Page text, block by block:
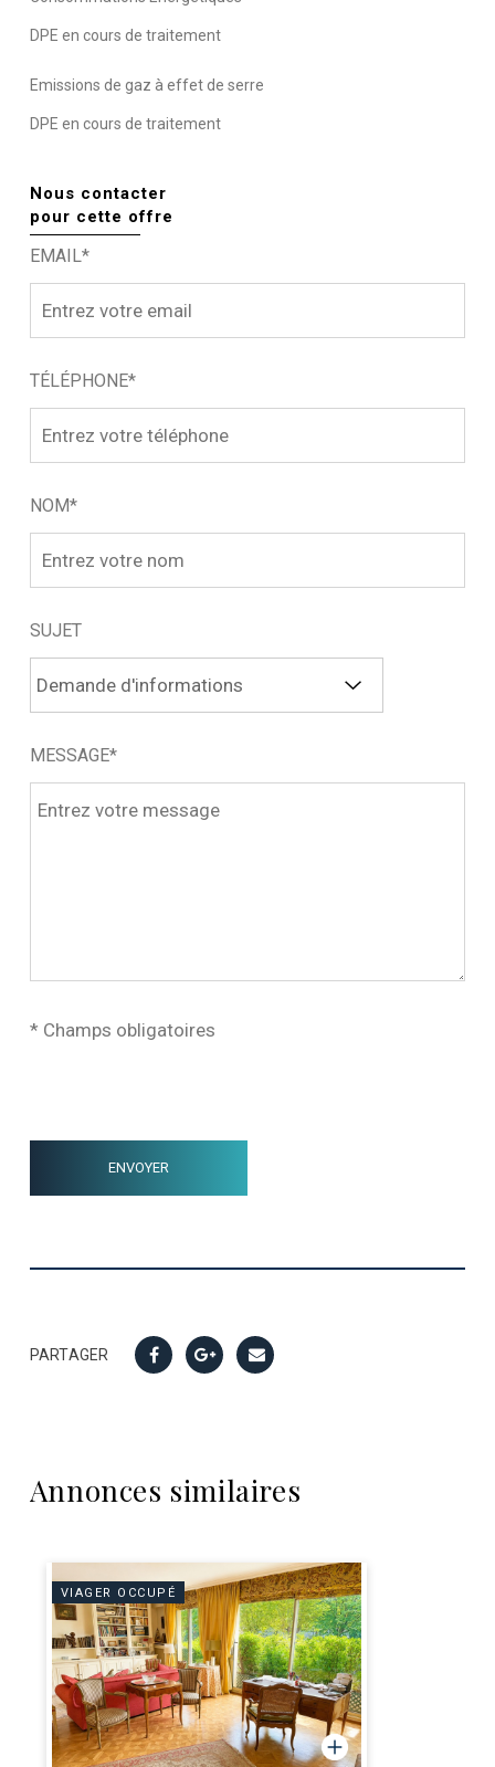
DPE en cours de traitement
Emissions de gaz à effet de serre
DPE en cours de traitement
Nous contacter
pour cette offre
EMAIL*
TÉLÉPHONE*
NOM*
SUJET
MESSAGE*
* Champs obligatoires
PARTAGER
Annonces similaires
VIAGER OCCUPÉ